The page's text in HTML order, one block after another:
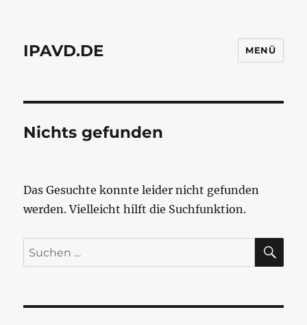
IPAVD.DE MENÜ
Nichts gefunden
Das Gesuchte konnte leider nicht gefunden
werden. Vielleicht hilft die Suchfunktion.
Suchen
nach: